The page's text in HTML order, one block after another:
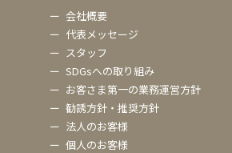
ー 会社概要
ー 代表メッセージ
ー スタッフ
ー SDGsへの取り組み
ー お客さま第一の業務運営方針
ー 勧誘方針・推奨方針
ー 法人のお客様
ー 個人のお客様